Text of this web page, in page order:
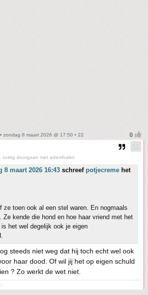
• zondag 8 maart 2026 @ 17:50 • 22
rustig doorgaan met ademhalen
8 maart 2026 16:43 schreef potjecreme het
ze toen ook al een stel waren. En nogmaals
Ze kende die hond en hoe haar vriend met het
het wel degelijk ook je eigen
steeds niet weg dat hij toch echt wel ook
haar dood. Of wil jij het op eigen schuld
? Zo werkt de wet niet.